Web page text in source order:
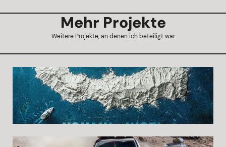
Mehr Projekte
Weitere Projekte, an denen ich beteiligt war